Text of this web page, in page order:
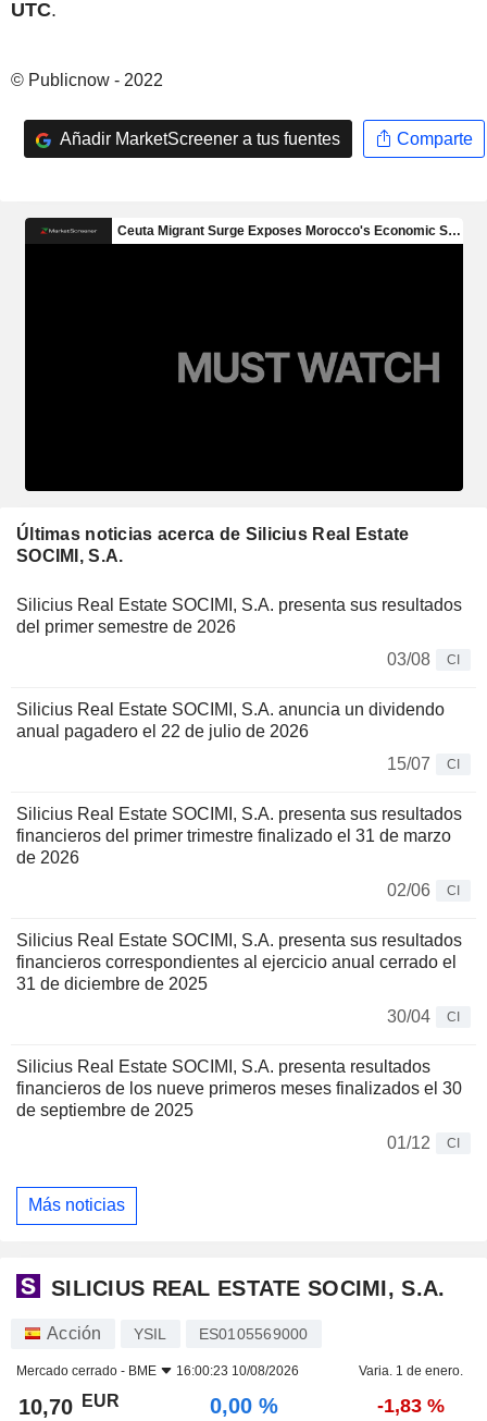
UTC.
© Publicnow - 2022
Añadir MarketScreener a tus fuentes Comparte
Últimas noticias acerca de Silicius Real Estate
SOCIMI, S.A.
Silicius Real Estate SOCIMI, S.A. presenta sus resultados
del primer semestre de 2026
03/08
CI
Silicius Real Estate SOCIMI, S.A. anuncia un dividendo
anual pagadero el 22 de julio de 2026
15/07
CI
Silicius Real Estate SOCIMI, S.A. presenta sus resultados
financieros del primer trimestre finalizado el 31 de marzo
de 2026
02/06
CI
Silicius Real Estate SOCIMI, S.A. presenta sus resultados
financieros correspondientes al ejercicio anual cerrado el
31 de diciembre de 2025
30/04
CI
Silicius Real Estate SOCIMI, S.A. presenta resultados
financieros de los nueve primeros meses finalizados el 30
de septiembre de 2025
01/12
CI
Más noticias
SILICIUS REAL ESTATE SOCIMI, S.A.
Acción YSIL ES0105569000
Mercado cerrado - BME 16:00:23 10/08/2026 Varia. 1 de enero.
10,70 EUR 0,00 % -1,83 %